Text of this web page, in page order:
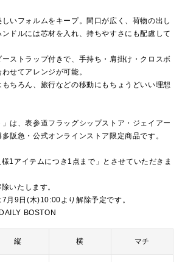
いフォルムをキープ。間口が広く、荷物の出し
ドルには芯材を入れ、持ちやすさにも配慮して
ストラップ付きで、手持ち・肩掛け・クロスボ
せてアレンジが可能。
ちろん、旅行などの移動にもちょうどいい理想
」は、表参道フラッグシップストア・ジェイアー
阪急・公式オンラインストア限定商品です。
1アイテムにつき1点まで」とさせていただきま
いたします。
月9日(木)10:00より解除予定です。
BOSTON
縦 横 マチ